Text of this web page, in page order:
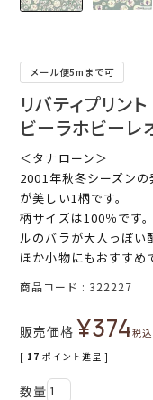
メール便5mまで可
リバティプリン
ビーラホビーレ
＜タナローン＞
2001年秋冬シーズン
が美しい1柄です。
柄サイズは100％です
ルのバラが大人っぽい
ほか小物にもおすすめ
商品コード 322227
販売価格 ¥374税込
[ 17 ポイント進呈 ]